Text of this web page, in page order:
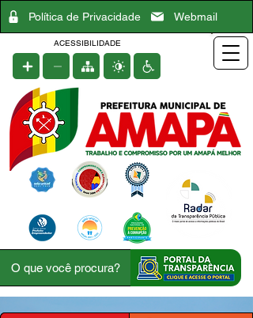
Política de Privacidade Webmail
ACESSIBILIDADE